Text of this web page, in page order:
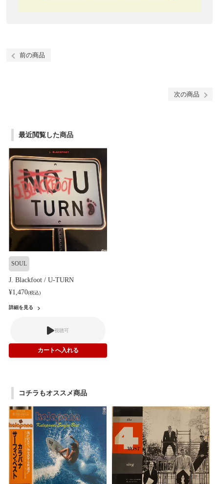
前の商品
次の商品
最近閲覧した商品
SOUL
J. Blackfoot / U-TURN
¥1,470(税込)
詳細を見る
視聴可
コチラもオススメ商品